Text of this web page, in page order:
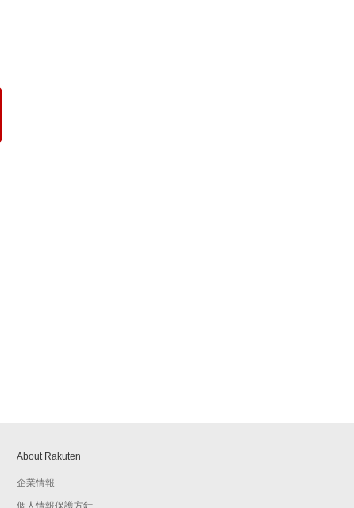
About Rakuten
企業情報